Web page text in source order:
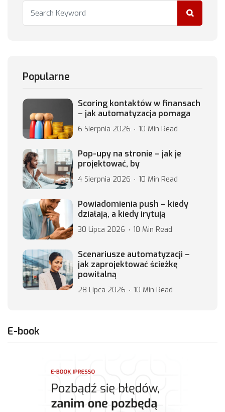
Popularne
Scoring kontaktów w finansach
– jak automatyzacja pomaga
6 Sierpnia 2026 10 Min Read
Pop-upy na stronie – jak je
projektować, by
4 Sierpnia 2026 10 Min Read
Powiadomienia push – kiedy
działają, a kiedy irytują
30 Lipca 2026 10 Min Read
Scenariusze automatyzacji –
jak zaprojektować ścieżkę
powitalną
28 Lipca 2026 10 Min Read
E-book